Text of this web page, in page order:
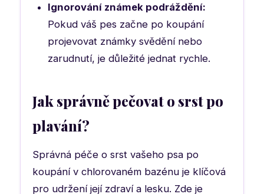
Ignorování známek podráždění:
Pokud váš pes začne po koupání
projevovat známky svědění nebo
zarudnutí, je důležité jednat rychle.
Jak správně pečovat o srst po
plavání?
Správná péče o srst vašeho psa po
koupání v chlorovaném bazénu je klíčová
pro udržení její zdraví a lesku. Zde je